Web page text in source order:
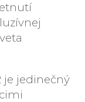
je jedinečný